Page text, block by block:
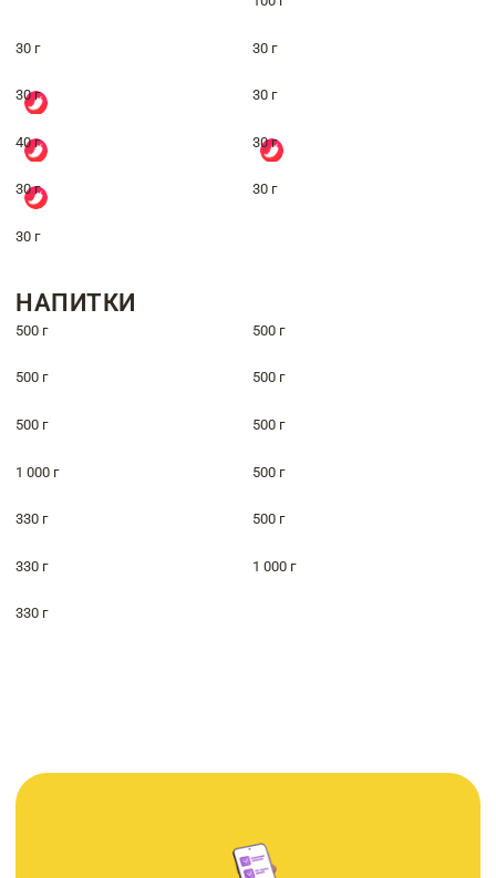
30 г 30 г
30 г 30 г
40 г 30 г
30 г 30 г
30 г
НАПИТКИ
500 г 500 г
500 г 500 г
500 г 500 г
1 000 г 500 г
330 г 500 г
330 г 1 000 г
330 г